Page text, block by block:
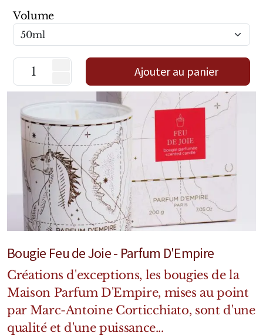
Volume
Ajouter au panier
Bougie Feu de Joie - Parfum D'Empire
Créations d'exceptions, les bougies de la
Maison Parfum D'Empire, mises au point
par Marc-Antoine Corticchiato, sont d'une
qualité et d'une puissance...
Pour Lui
Pour Elle
Mixte
Bougies
Diffuseurs
Cosmétiques